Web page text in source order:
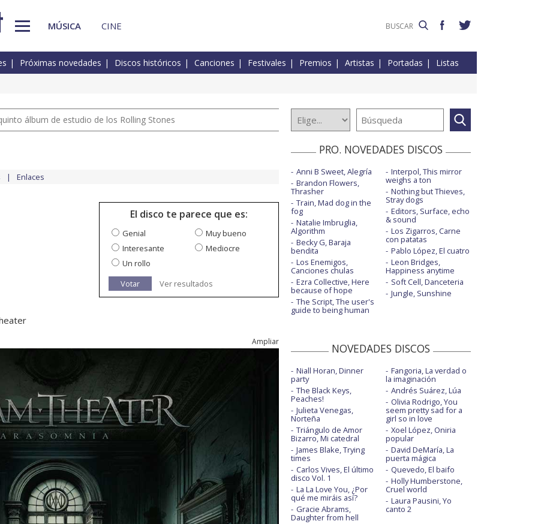
MÚSICA CINE
Próximas novedades Discos históricos Canciones Festivales Premios Artistas Portadas Listas
álbum de estudio de los Rolling Stones
Enlaces
El disco te parece que es:
Genial
Muy bueno
Interesante
Mediocre
Un rollo
Votar
Ver resultados
Ampliar
PRO. NOVEDADES DISCOS
Anni B Sweet, Alegría
Brandon Flowers,
Thrasher
Train, Mad dog in the
fog
Natalie Imbruglia,
Algorithm
Becky G, Baraja
bendita
Los Enemigos,
Canciones chulas
Ezra Collective, Here
because of hope
The Script, The user's
guide to being human
Interpol, This mirror
weighs a ton
Nothing but Thieves,
Stray dogs
Editors, Surface, echo
& sound
Los Zigarros, Carne
con patatas
Pablo López, El cuatro
Leon Bridges,
Happiness anytime
Soft Cell, Danceteria
Jungle, Sunshine
NOVEDADES DISCOS
Niall Horan, Dinner
party
The Black Keys,
Peaches!
Julieta Venegas,
Norteña
Triángulo de Amor
Bizarro, Mi catedral
James Blake, Trying
times
Carlos Vives, El último
disco Vol. 1
La La Love You, ¿Por
qué me miráis así?
Gracie Abrams,
Daughter from hell
Fangoria, La verdad o
la imaginación
Andrés Suárez, Lúa
Olivia Rodrigo, You
seem pretty sad for a
girl so in love
Xoel López, Oniria
popular
David DeMaría, La
puerta mágica
Quevedo, El baifo
Holly Humberstone,
Cruel world
Laura Pausini, Yo
canto 2